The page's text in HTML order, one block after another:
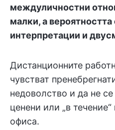
междуличностни
малки, а
интерпретации и
Дистанционните
чувстват
недоволство и да не
ценени или „в
офиса.